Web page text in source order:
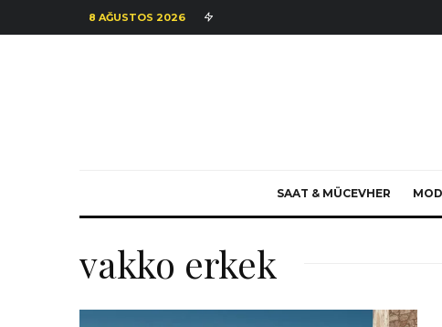
8 AĞUSTOS 2026
SAAT & MÜCEVHER
vakko erkek